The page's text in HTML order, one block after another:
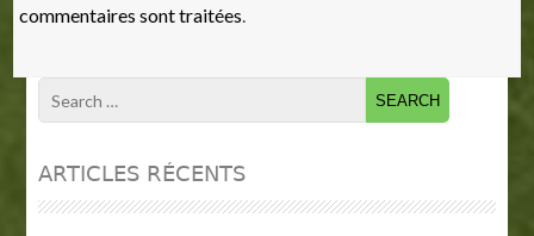
commentaires sont traitées.
ARTICLES RÉCENTS